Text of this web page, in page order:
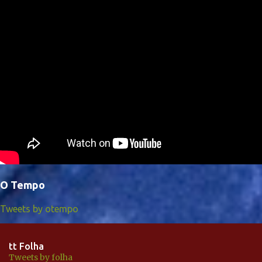
O Tempo
Tweets by otempo
tt Folha
Tweets by folha